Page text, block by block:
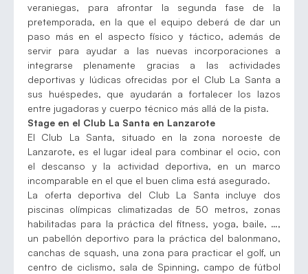
veraniegas, para afrontar la segunda fase de la
pretemporada, en la que el equipo deberá de dar un
paso más en el aspecto físico y táctico, además de
servir para ayudar a las nuevas incorporaciones a
integrarse plenamente gracias a las actividades
deportivas y lúdicas ofrecidas por el Club La Santa a
sus huéspedes, que ayudarán a fortalecer los lazos
entre jugadoras y cuerpo técnico más allá de la pista.
Stage en el Club La Santa en Lanzarote
El Club La Santa, situado en la zona noroeste de
Lanzarote, es el lugar ideal para combinar el ocio, con
el descanso y la actividad deportiva, en un marco
incomparable en el que el buen clima está asegurado.
La oferta deportiva del Club La Santa incluye dos
piscinas olímpicas climatizadas de 50 metros, zonas
habilitadas para la práctica del fitness, yoga, baile, …,
un pabellón deportivo para la práctica del balonmano,
canchas de squash, una zona para practicar el golf, un
centro de ciclismo, sala de Spinning, campo de fútbol